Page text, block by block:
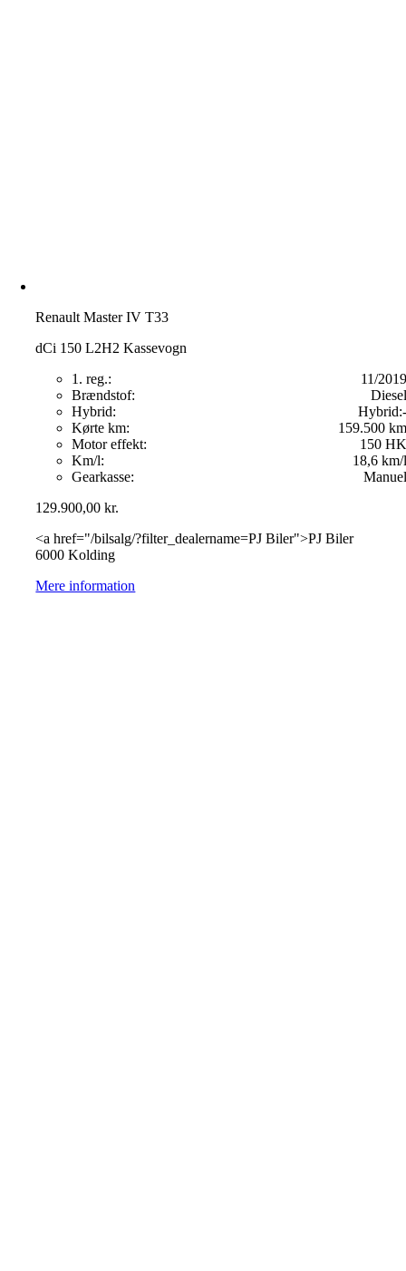
Renault Master IV T33
dCi 150 L2H2 Kassevogn
1. reg.:
11/2019
Brændstof:
Diesel
Hybrid:
Hybrid:-
Kørte km:
159.500 km
Motor effekt:
150 HK
Km/l:
18,6 km/l
Gearkasse:
Manuel
129.900,00kr.
<a href="/bilsalg/?filter_dealername=PJ Biler">PJ Biler
6000 Kolding
Mere information